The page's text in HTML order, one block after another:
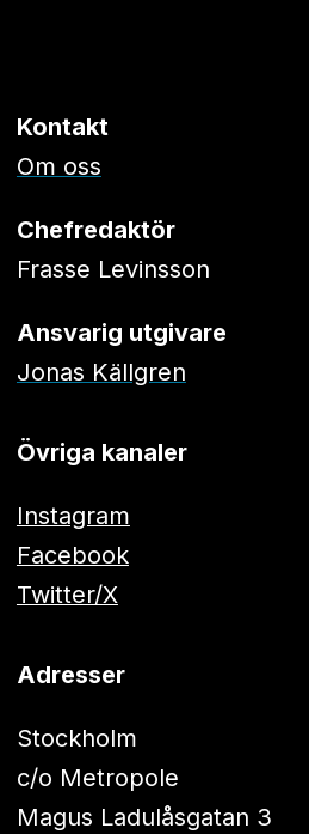
Kontakt
Om oss
Chefredaktör
Frasse Levinsson
Ansvarig utgivare
Jonas Källgren
Övriga kanaler
Instagram
Facebook
Twitter/X
Adresser
Stockholm
c/o Metropole
Magus Ladulåsgatan 3